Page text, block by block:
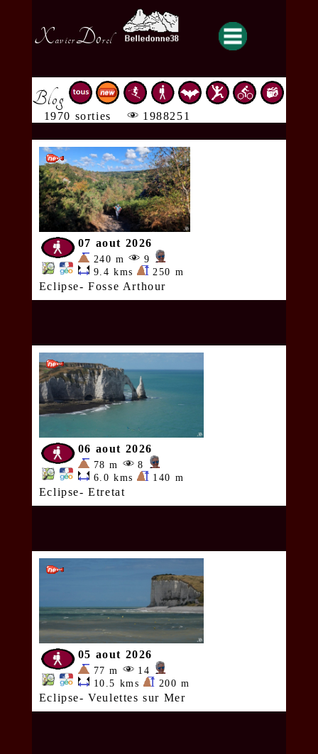
XavierDorel
Blog
1970 sorties 1988251
07 aout 2026
240 m
9
9.4 kms
250 m
Eclipse- Fosse Arthour
06 aout 2026
78 m
8
6.0 kms
140 m
Eclipse- Etretat
05 aout 2026
77 m
14
10.5 kms
200 m
Eclipse- Veulettes sur Mer